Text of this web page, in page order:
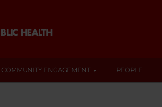
COMMUNITY ENGAGEMENT PEOPLE